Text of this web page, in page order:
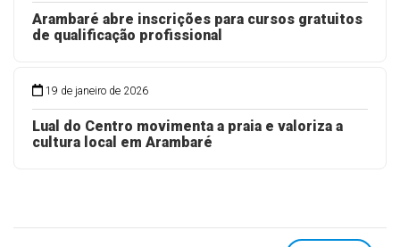
Arambaré abre inscrições para cursos gratuitos
de qualificação profissional
19 de janeiro de 2026
Lual do Centro movimenta a praia e valoriza a
cultura local em Arambaré